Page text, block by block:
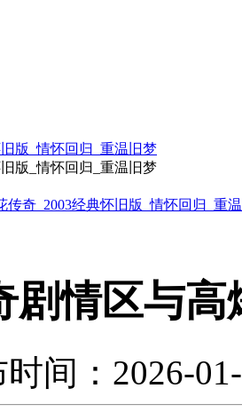
传奇_2003经典怀旧版_情怀回归_重
剧情区与
间：2026-